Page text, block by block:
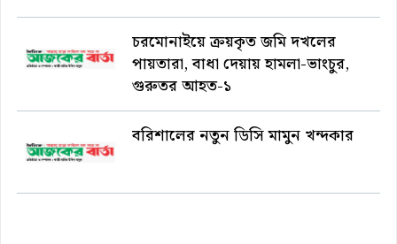
চরমোনাইয়ে ক্রয়কৃত জমি দখলের
পায়তারা, বাধা দেয়ায় হামলা-ভাংচুর,
গুরুতর আহত-১
বরিশালের নতুন ডিসি মামুন খন্দকার